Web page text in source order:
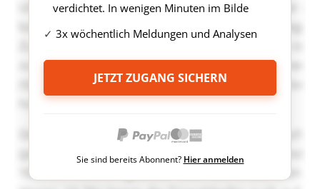
verdichtet. In wenigen Minuten im Bilde
3x wöchentlich Meldungen und Analysen
JETZT ZUGANG SICHERN
Sie sind bereits Abonnent? Hier anmelden